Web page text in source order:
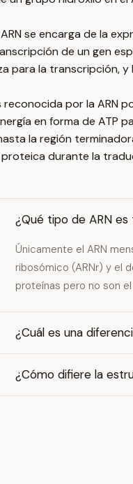
se encarga de la
de un gen
para la
reconocida por la
en forma de ATP
la región
proteica durante la
¿Qué tipo de ARN
Únicamente el ARN
ribosómico (ARNr) y el
proteínas pero no son
¿Cuál es una
¿Cómo difiere la